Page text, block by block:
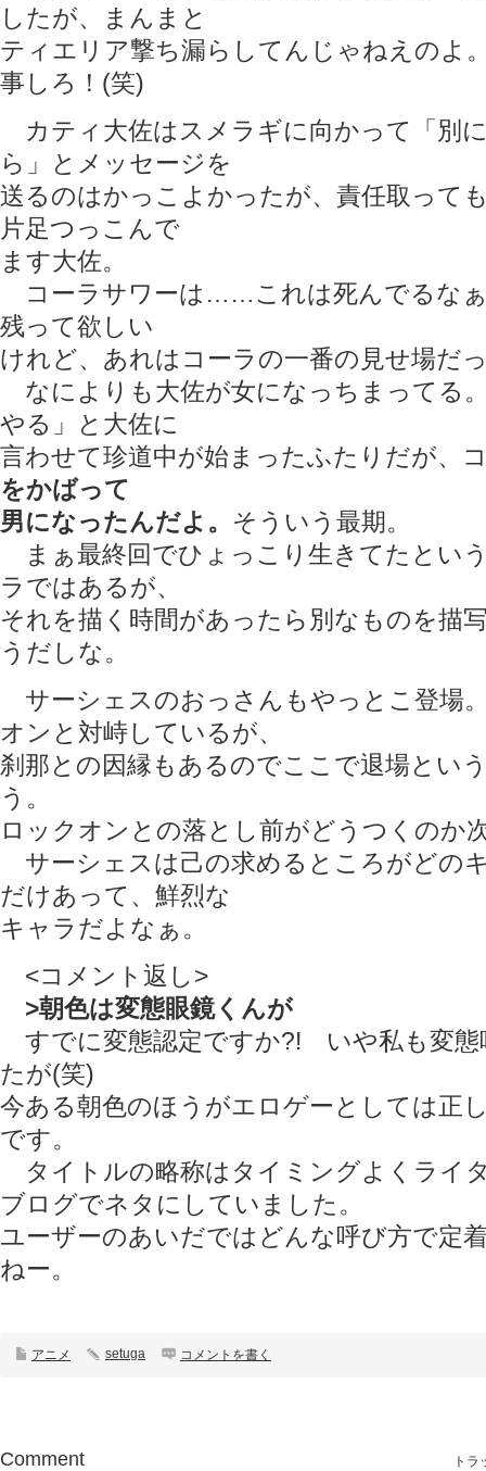
したが、まんまと
ティエリア撃ち漏らしてんじゃねえのよ
事しろ！(笑)
カティ大佐はスメラギに向かって「別
ら」とメッセージを
送るのはかっこよかったが、責任取って
片足つっこんで
ます大佐。
コーラサワーは……これは死んでるな
残って欲しい
けれど、あれはコーラの一番の見せ場だ
なによりも大佐が女になっちまってる
やる」と大佐に
言わせて珍道中が始まったふたりだが、
をかばって
男になったんだよ。 そういう最期。
まぁ最終回でひょっこり生きてたとい
ラではあるが、
それを描く時間があったら別なものを描
うだしな。
サーシェスのおっさんもやっとこ登場
オンと対峙しているが、
刹那との因縁もあるのでここで退場とい
う。
ロックオンとの落とし前がどうつくのか
サーシェスは己の求めるところがどの
だけあって、鮮烈な
キャラだよなぁ。
<コメント返し>
>朝色は変態眼鏡くんが
すでに変態認定ですか?! いや私も変態
たが(笑)
今ある朝色のほうがエロゲーとしては正
です。
タイトルの略称はタイミングよくライ
ブログでネタにしていました。
ユーザーのあいだではどんな呼び方で定
ねー。
アニメ setuga コメントを書く
Comment トラ